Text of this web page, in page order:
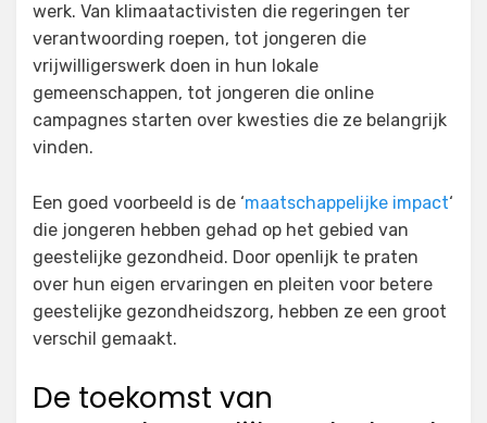
werk. Van klimaatactivisten die regeringen ter
verantwoording roepen, tot jongeren die
vrijwilligerswerk doen in hun lokale
gemeenschappen, tot jongeren die online
campagnes starten over kwesties die ze belangrijk
vinden.
Een goed voorbeeld is de ‘maatschappelijke impact‘
die jongeren hebben gehad op het gebied van
geestelijke gezondheid. Door openlijk te praten
over hun eigen ervaringen en pleiten voor betere
geestelijke gezondheidszorg, hebben ze een groot
verschil gemaakt.
De toekomst van